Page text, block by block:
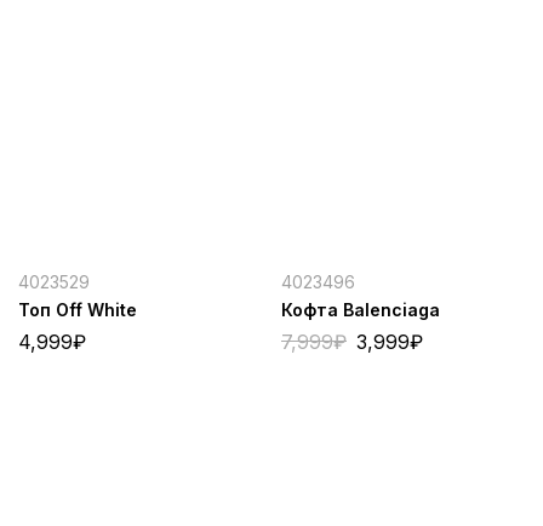
4023529
Топ Off White
4,999₽
4023496
Кофта Balenciaga
7,999₽ 3,999₽